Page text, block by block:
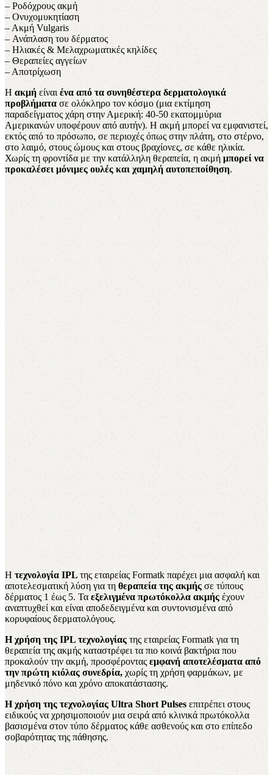
– Ροδόχρους ακμή
– Ονυχομυκητίαση
– Ακμή Vulgaris
– Ανάπλαση του δέρματος
– Ηλιακές & Μελαχρωματικές κηλίδες
– Θεραπείες αγγείων
– Αποτρίχωση
Η ακμή είναιένα από τα συνηθέστερα δερματολογικά
προβλήματασε ολόκληρο τον κόσμο (μια εκτίμηση
παραδείγματος χάρη στην Αμερική: 40-50 εκατομμύρια
Αμερικανών υποφέρουν από αυτήν). Η ακμή μπορεί να εμφανιστεί,
εκτός από το πρόσωπο, σε περιοχές όπως στην πλάτη, στο στέρνο,
στο λαιμό, στους ώμους και στους βραχίονες, σε κάθε ηλικία.
Χωρίς τη φροντίδα με την κατάλληλη θεραπεία, η ακμή μπορεί να
προκαλέσει μόνιμες ουλές και χαμηλή αυτοπεποίθηση.
Η τεχνολογία ΙPLτης εταιρείας Formatk παρέχει μια ασφαλή και
αποτελεσματική λύση για τη θεραπεία της ακμής σε τύπους
δέρματος 1 έως 5. Τα εξελιγμένα πρωτόκολλα ακμήςέχουν
αναπτυχθεί και είναι αποδεδειγμένα και συντονισμένα από
κορυφαίους δερματολόγους.
Η χρήση της ΙPL τεχνολογίας της εταιρείας Formatk για τη
θεραπεία της ακμής καταστρέφει τα πιο κοινά βακτήρια που
προκαλούν την ακμή, προσφέρονταςεμφανή αποτελέσματα από
την πρώτη κιόλας συνεδρία, χωρίς τη χρήση φαρμάκων, με
μηδενικό πόνο και χρόνο αποκατάστασης.
Η χρήση της τεχνολογίας Ultra Short Pulses επιτρέπει στους
ειδικούς να χρησιμοποιούν μια σειρά από κλινικά πρωτόκολλα
βασισμένα στον τύπο δέρματος κάθε ασθενούς και στο επίπεδο
σοβαρότητας της πάθησης.